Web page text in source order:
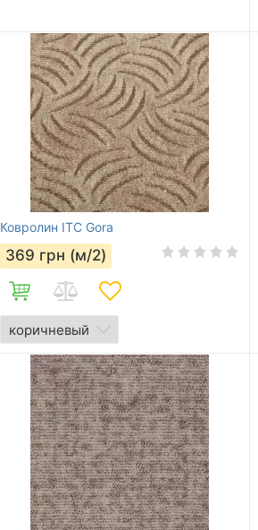
Ковролин ITC Gora
369 грн (м/2)